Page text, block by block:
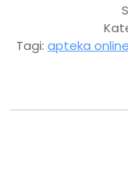
Tagi: apteka online